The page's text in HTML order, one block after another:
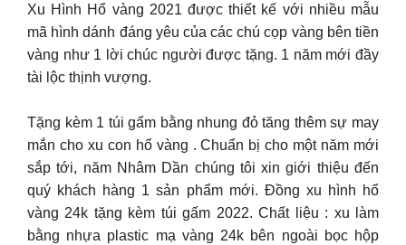
Xu Hình Hổ vàng 2021 được thiết kế với nhiều mẫu
mã hình dánh đáng yêu của các chú cọp vàng bên tiền
vàng như 1 lời chúc người được tặng. 1 năm mới đầy
tài lộc thịnh vượng.
Tặng kèm 1 túi gấm bằng nhung đỏ tăng thêm sự may
mắn cho xu con hổ vàng . Chuẩn bị cho một năm mới
sắp tới, năm Nhâm Dần chúng tôi xin giới thiệu đến
quý khách hàng 1 sản phẩm mới. Đồng xu hình hổ
vàng 24k tặng kèm túi gấm 2022. Chất liệu : xu làm
bằng nhựa plastic mạ vàng 24k bên ngoài bọc hộp